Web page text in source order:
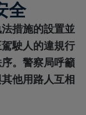
全
措施的設置並
駛人的違規行
。警察局呼籲
他用路人互相